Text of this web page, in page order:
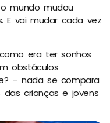
mundo mudou
E vai mudar cada vez
era ter sonhos
obstáculos
– nada se compara
crianças e jovens